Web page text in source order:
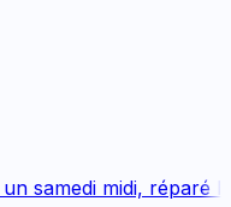
samedi midi, réparé le